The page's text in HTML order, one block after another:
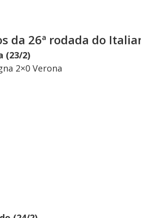
da 26ª rodada do
(23/2)
2×0 Verona